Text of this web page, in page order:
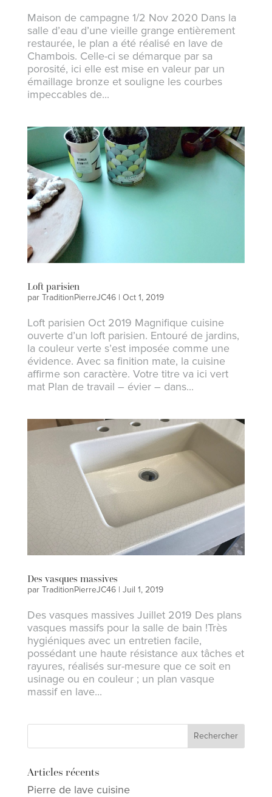
Maison de campagne 1/2 Nov 2020 Dans la
salle d’eau d’une vieille grange entièrement
restaurée, le plan a été réalisé en lave de
Chambois. Celle-ci se démarque par sa
porosité, ici elle est mise en valeur par un
émaillage bronze et souligne les courbes
impeccables de...
Loft parisien
par TraditionPierreJC46| Oct 1, 2019
Loft parisien Oct 2019 Magnifique cuisine
ouverte d’un loft parisien. Entouré de jardins,
la couleur verte s’est imposée comme une
évidence. Avec sa finition mate, la cuisine
affirme son caractère. Votre titre va ici vert
mat Plan de travail – évier – dans...
Des vasques massives
par TraditionPierreJC46| Juil 1, 2019
Des vasques massives Juillet 2019 Des plans
vasques massifs pour la salle de bain !Très
hygiéniques avec un entretien facile,
possédant une haute résistance aux tâches et
rayures, réalisés sur-mesure que ce soit en
usinage ou en couleur ; un plan vasque
massif en lave...
Articles récents
Pierre de lave cuisine